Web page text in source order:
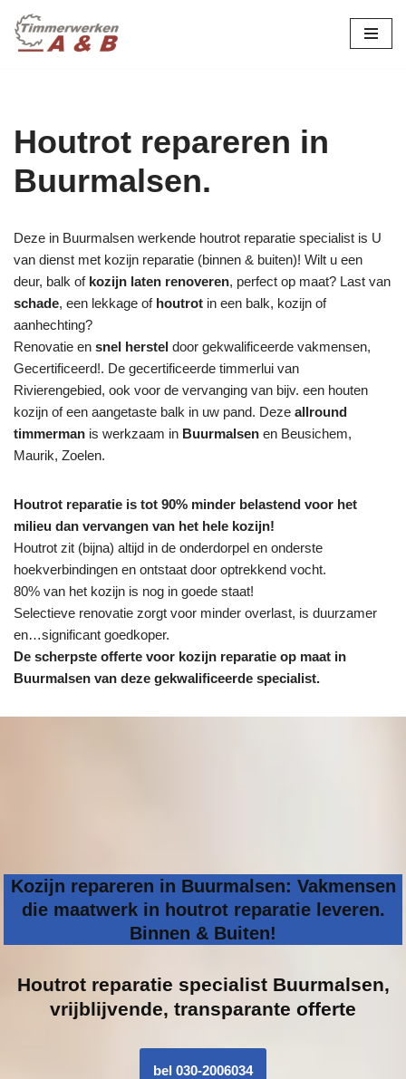
Ga
Houtrot repareren in
Buurmalsen.
Deze in Buurmalsen werkende houtrot reparatie specialist is U
van dienst met kozijn reparatie (binnen & buiten)! Wilt u een
deur, balk of kozijn laten renoveren, perfect op maat? Last van
schade, een lekkage of houtrot in een balk, kozijn of
aanhechting?
Renovatie en snel herstel door gekwalificeerde vakmensen,
Gecertificeerd!. De gecertificeerde timmerlui van
Rivierengebied, ook voor de vervanging van bijv. een houten
kozijn of een aangetaste balk in uw pand. Deze allround
timmerman is werkzaam in Buurmalsen en Beusichem,
Maurik, Zoelen.
Houtrot reparatie is tot 90% minder belastend voor het
milieu dan vervangen van het hele kozijn!
Houtrot zit (bijna) altijd in de onderdorpel en onderste
hoekverbindingen en ontstaat door optrekkend vocht.
80% van het kozijn is nog in goede staat!
Selectieve renovatie zorgt voor minder overlast, is duurzamer
en…significant goedkoper.
De scherpste offerte voor kozijn reparatie op maat in
Buurmalsen van deze gekwalificeerde specialist.
Kozijn repareren in Buurmalsen: Vakmensen
die maatwerk in houtrot reparatie leveren.
Binnen & Buiten!
Houtrot reparatie specialistBuurmalsen,
vrijblijvende, transparante offerte
bel 030-2006034